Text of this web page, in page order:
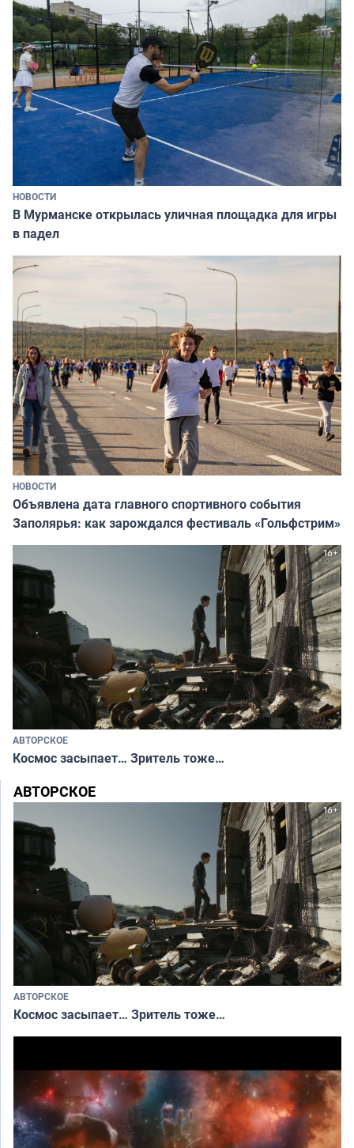
НОВОСТИ
В Мурманске открылась уличная площадка для игры
в падел
НОВОСТИ
Объявлена дата главного спортивного события
Заполярья: как зарождался фестиваль «Гольфстрим»
АВТОРСКОЕ
Космос засыпает… Зритель тоже…
АВТОРСКОЕ
АВТОРСКОЕ
Космос засыпает… Зритель тоже…